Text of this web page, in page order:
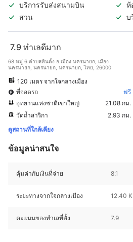
บริการรับส่งสนามบิน
ห้
สวน
บ
7.9 ทำเลดีมาก
68 หมู่ 6 ตำบลหินตั้ง อ.เมือง นครนายก, เมือง
นครนายก, นครนายก, นครนายก, ไทย, 26000
120 เมตร จากใจกลางเมือง
ที่จอดรถ
ฟรี
อุทยานแห่งชาติเขาใหญ่
21.08 กม.
วัดถ้ำสาริกา
2.93 กม.
ดูสถานที่ใกล้เคียง
ข้อมูลน่าสนใจ
คุ้มค่ากับเงินที่จ่าย 8.1
ระยะทางจากใจกลางเมือง 12.40
คะแนนของทำเลที่ตั้ง 7.9